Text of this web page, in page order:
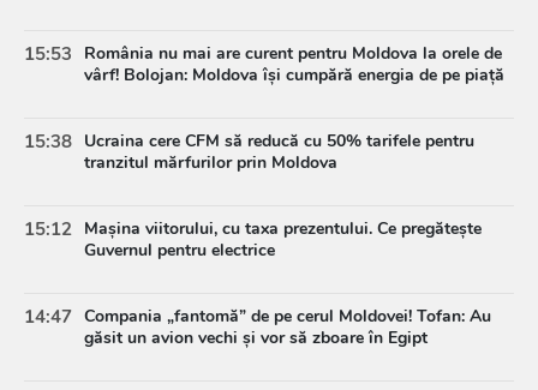
15:53
România nu mai are curent pentru Moldova la orele de
vârf! Bolojan: Moldova își cumpără energia de pe piață
15:38 Ucraina cere CFM să reducă cu 50% tarifele pentru
tranzitul mărfurilor prin Moldova
15:12 Mașina viitorului, cu taxa prezentului. Ce pregătește
Guvernul pentru electrice
14:47 Compania „fantomă” de pe cerul Moldovei! Tofan: Au
găsit un avion vechi și vor să zboare în Egipt